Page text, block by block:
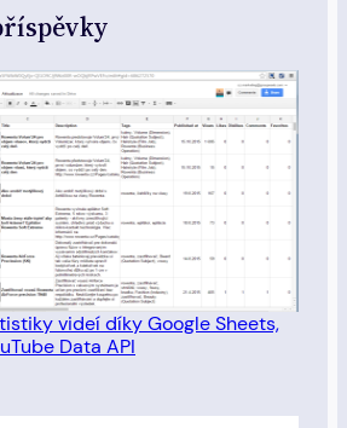
videí díky Google Sheets,
Data API